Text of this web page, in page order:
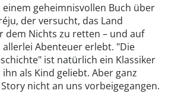
einem geheimnisvollen Buch über
der versucht, das Land
dem Nichts zu retten – und auf
Abenteuer erlebt. "Die
ist natürlich ein Klassiker
als Kind geliebt. Aber ganz
nicht an uns vorbeigegangen.